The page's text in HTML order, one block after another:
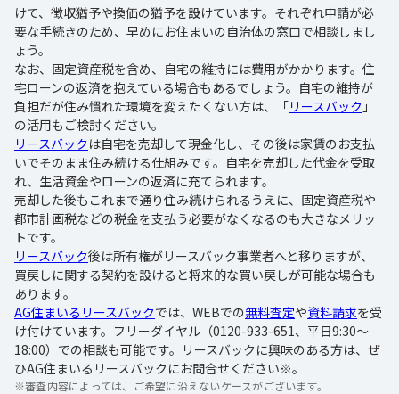
けて、徴収猶予や換価の猶予を設けています。それぞれ申請が必
要な手続きのため、早めにお住まいの自治体の窓口で相談しまし
ょう。
なお、固定資産税を含め、自宅の維持には費用がかかります。住
宅ローンの返済を抱えている場合もあるでしょう。自宅の維持が
負担だが住み慣れた環境を変えたくない方は、「リースバック 」
の活用もご検討ください。
リースバック は自宅を売却して現金化し、その後は家賃のお支払
いでそのまま住み続ける仕組みです。自宅を売却した代金を受取
れ、生活資金やローンの返済に充てられます。
売却した後もこれまで通り住み続けられるうえに、固定資産税や
都市計画税などの税金を支払う必要がなくなるのも大きなメリッ
トです。
リースバック後は所有権がリースバック事業者へと移りますが、
買戻しに関する契約を設けると将来的な買い戻しが可能な場合も
あります。
AG住まいるリースバックでは、WEBでの無料査定や資料請求を受
け付けています。フリーダイヤル（0120-933-651、平日9:30～
18:00）での相談も可能です。リースバックに興味のある方は、ぜ
ひAG住まいるリースバックにお問合せください※。
※審査内容によっては、ご希望に沿えないケースがございます。